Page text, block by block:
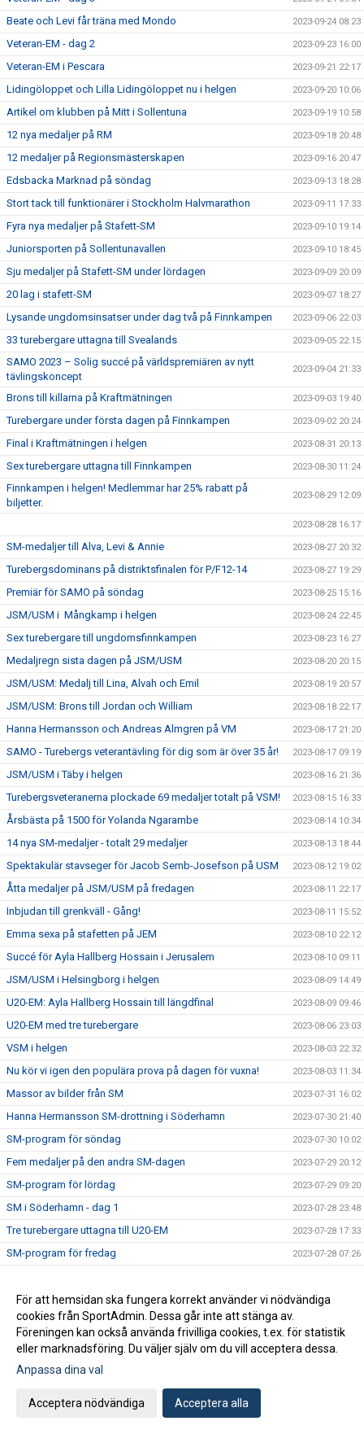
Beate och Levi får träna med Mondo 2023-09-24 08:23
Veteran-EM - dag 2 2023-09-23 16:00
Veteran-EM i Pescara 2023-09-21 22:17
Lidingöloppet och Lilla Lidingöloppet nu i helgen 2023-09-20 10:06
Artikel om klubben på Mitt i Sollentuna 2023-09-19 10:58
12 nya medaljer på RM 2023-09-18 20:48
12 medaljer på Regionsmästerskapen 2023-09-16 20:47
Edsbacka Marknad på söndag 2023-09-13 18:28
Stort tack till funktionärer i Stockholm Halvmarathon 2023-09-11 17:33
Fyra nya medaljer på Stafett-SM 2023-09-10 19:14
Juniorsporten på Sollentunavallen 2023-09-10 18:45
Sju medaljer på Stafett-SM under lördagen 2023-09-09 20:09
20 lag i stafett-SM 2023-09-07 18:27
Lysande ungdomsinsatser under dag två på Finnkampen 2023-09-06 22:03
33 turebergare uttagna till Svealands 2023-09-05 22:15
SAMO 2023 – Solig succé på världspremiären av nytt
tävlingskoncept
2023-09-04 21:33
Brons till killarna på Kraftmätningen 2023-09-03 19:40
Turebergare under första dagen på Finnkampen 2023-09-02 20:24
Final i Kraftmätningen i helgen 2023-08-31 20:13
Sex turebergare uttagna till Finnkampen 2023-08-30 11:24
Finnkampen i helgen! Medlemmar har 25% rabatt på
biljetter.
2023-08-29 12:09
2023-08-28 16:17
SM-medaljer till Alva, Levi & Annie 2023-08-27 20:32
Turebergsdominans på distriktsfinalen för P/F12-14 2023-08-27 19:29
Premiär för SAMO på söndag 2023-08-25 15:16
JSM/USM i Mångkamp i helgen 2023-08-24 22:45
Sex turebergare till ungdomsfinnkampen 2023-08-23 16:27
Medaljregn sista dagen på JSM/USM 2023-08-20 20:15
JSM/USM: Medalj till Lina, Alvah och Emil 2023-08-19 20:57
JSM/USM: Brons till Jordan och William 2023-08-18 22:17
Hanna Hermansson och Andreas Almgren på VM 2023-08-17 21:20
SAMO - Turebergs veterantävling för dig som är över 35 år! 2023-08-17 09:19
JSM/USM i Täby i helgen 2023-08-16 21:36
Turebergsveteranerna plockade 69 medaljer totalt på VSM! 2023-08-15 16:33
Årsbästa på 1500 för Yolanda Ngarambe 2023-08-14 10:34
14 nya SM-medaljer - totalt 29 medaljer 2023-08-13 18:44
Spektakulär stavseger för Jacob Semb-Josefson på USM 2023-08-12 19:02
Åtta medaljer på JSM/USM på fredagen 2023-08-11 22:17
Inbjudan till grenkväll - Gång! 2023-08-11 15:52
Emma sexa på stafetten på JEM 2023-08-10 22:12
Succé för Ayla Hallberg Hossain i Jerusalem 2023-08-10 09:11
JSM/USM i Helsingborg i helgen 2023-08-09 14:49
U20-EM: Ayla Hallberg Hossain till längdfinal 2023-08-09 09:46
U20-EM med tre turebergare 2023-08-06 23:03
VSM i helgen 2023-08-03 22:32
Nu kör vi igen den populära prova på dagen för vuxna! 2023-08-03 11:34
Massor av bilder från SM 2023-07-31 16:02
Hanna Hermansson SM-drottning i Söderhamn 2023-07-30 21:40
SM-program för söndag 2023-07-30 10:02
Fem medaljer på den andra SM-dagen 2023-07-29 20:12
SM-program för lördag 2023-07-29 09:20
SM i Söderhamn - dag 1 2023-07-28 23:48
Tre turebergare uttagna till U20-EM 2023-07-28 17:33
SM-program för fredag 2023-07-28 07:26
Alva på EYOF 2023-07-26 22:26
Rapport från Leksands Sparbanksspel 2023-07-24 16:37
Turebergare på Nordiska Juniorlandskampen 2023-07-23 18:10
Fem ungdomar till landslaget
PB för Jesper på JEM
För att hemsidan ska fungera korrekt använder vi nödvändiga
cookies från SportAdmin. Dessa går inte att stänga av.
Föreningen kan också använda frivilliga cookies, t.ex. för statistik
eller marknadsföring. Du väljer själv om du vill acceptera dessa.
Anpassa dina val
Acceptera nödvändiga Acceptera alla